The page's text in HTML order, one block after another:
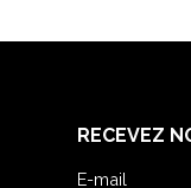
RECEVEZ
E-mail